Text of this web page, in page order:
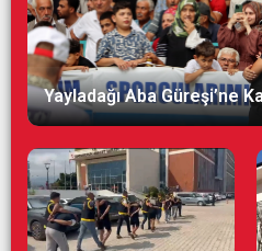
Yayladağı Aba Güreşi’ne